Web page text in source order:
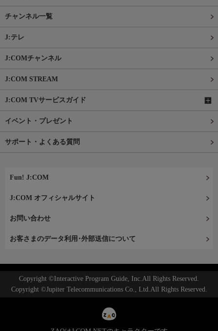
チャンネル一覧
J:テレ
J:COMチャンネル
J:COM STREAM
J:COM TVサービスガイド
イベント・プレゼント
サポート・よくある質問
Fun! J:COM
J:COM オフィシャルサイト
お問い合わせ
お客さまのデータ利用･外部送信について
Copyright ©Interactive Program Guide, Inc.All Rights Reserved.
Copyright ©Jupiter Telecommunications Co., Ltd.All Rights Reserved.